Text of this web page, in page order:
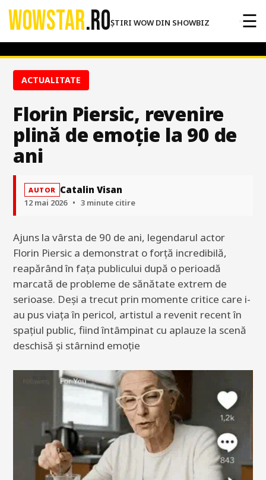
WOWSTAR.ROȘTIRI WOW DIN SHOWBIZ ☰
ACTUALITATE
Florin Piersic, revenire
plină de emoție la 90 de
ani
AUTOR Catalin Visan
12 mai 2026 • 3 minute citire
Ajuns la vârsta de 90 de ani, legendarul actor
Florin Piersic a demonstrat o forță incredibilă,
reapărând în fața publicului după o perioadă
marcată de probleme de sănătate extrem de
serioase. Deși a trecut prin momente critice care i-
au pus viața în pericol, artistul a revenit recent în
spațiul public, fiind întâmpinat cu aplauze la scenă
deschisă și stârnind emoție